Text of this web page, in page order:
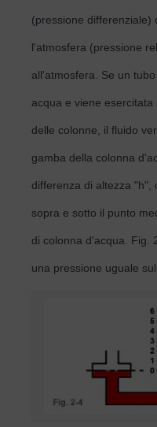
(pressione differenziale)
l'atmosfera (pressione
all'atmosfera. Se un
acqua e viene
delle colonne, il fluido
gamba della colonna
differenza di altezza "h",
sopra e sotto il punto
di colonna d'acqua. Fig.
una pressione uguale